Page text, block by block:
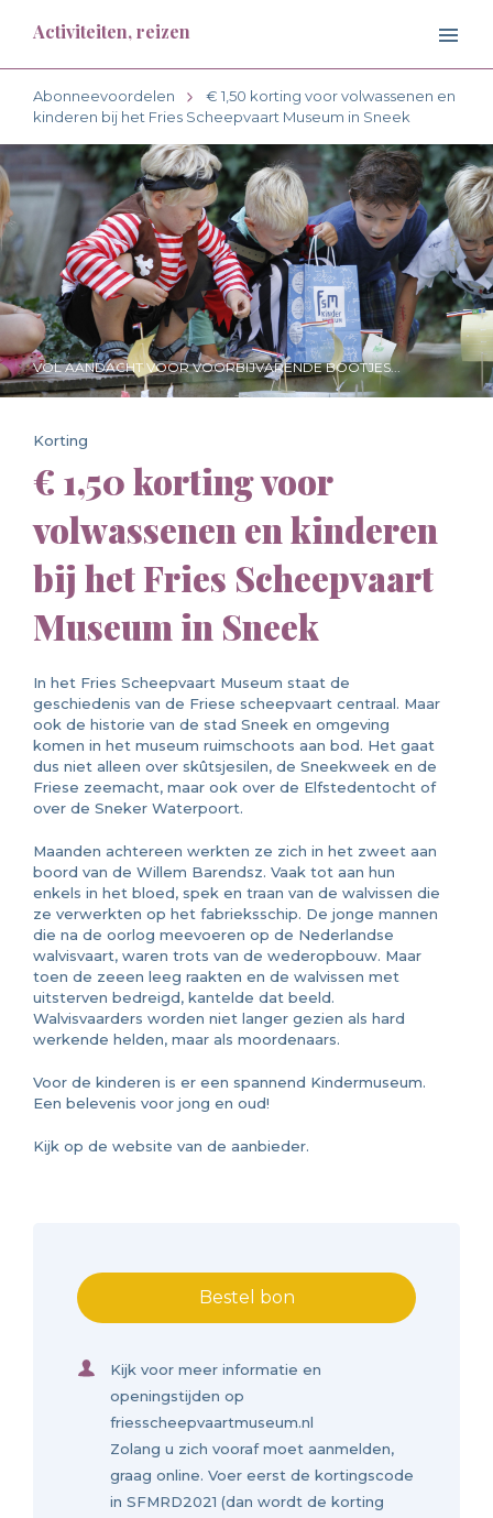
Activiteiten, reizen
Abonneevoordelen
€ 1,50 korting voor volwassenen en
kinderen bij het Fries Scheepvaart Museum in Sneek
VOL AANDACHT VOOR VOORBIJVARENDE BOOTJES...
Korting
€ 1,50 korting voor
volwassenen en kinderen
bij het Fries Scheepvaart
Museum in Sneek
In het Fries Scheepvaart Museum staat de
geschiedenis van de Friese scheepvaart centraal. Maar
ook de historie van de stad Sneek en omgeving
komen in het museum ruimschoots aan bod. Het gaat
dus niet alleen over skûtsjesilen, de Sneekweek en de
Friese zeemacht, maar ook over de Elfstedentocht of
over de Sneker Waterpoort.
Maanden achtereen werkten ze zich in het zweet aan
boord van de Willem Barendsz. Vaak tot aan hun
enkels in het bloed, spek en traan van de walvissen die
ze verwerkten op het fabrieksschip. De jonge mannen
die na de oorlog meevoeren op de Nederlandse
walvisvaart, waren trots van de wederopbouw. Maar
toen de zeeen leeg raakten en de walvissen met
uitsterven bedreigd, kantelde dat beeld.
Walvisvaarders worden niet langer gezien als hard
werkende helden, maar als moordenaars.
Voor de kinderen is er een spannend Kindermuseum.
Een belevenis voor jong en oud!
Kijk op de website van de aanbieder.
Bestel bon
Kijk voor meer informatie en
openingstijden op
friesscheepvaartmuseum.nl
Zolang u zich vooraf moet aanmelden,
graag online. Voer eerst de kortingscode
in SFMRD2021 (dan wordt de korting